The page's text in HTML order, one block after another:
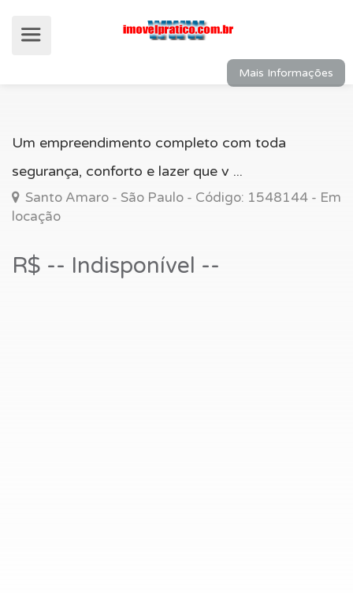
Um empreendimento completo com toda
segurança, conforto e lazer que v ...
Santo Amaro - São Paulo - Código: 1548144 - Em
locação
R$ -- Indisponível --
Mais Informações